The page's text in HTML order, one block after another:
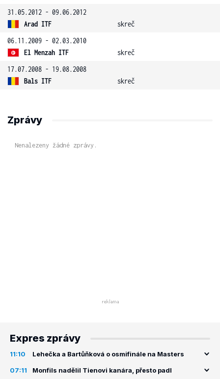
31.05.2012 - 09.06.2012
Arad ITF
skreč
06.11.2009 - 02.03.2010
El Menzah ITF
skreč
17.07.2008 - 19.08.2008
Bals ITF
skreč
Zprávy
Nenalezeny žádné zprávy.
Expres zprávy
11:10 Lehečka a Bartůňková o osmifinále na Masters
07:11 Monfils nadělil Tienovi kanára, přesto padl